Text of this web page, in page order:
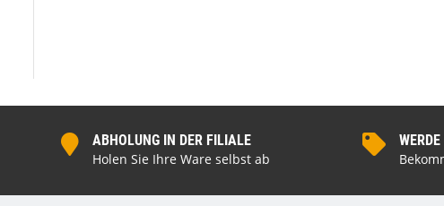
ABHOLUNG IN DER FILIALE
Holen Sie Ihre Ware selbst ab